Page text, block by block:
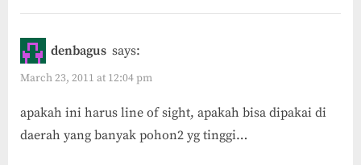
denbagus says:
March 23, 2011 at 12:04 pm
apakah ini harus line of sight, apakah bisa dipakai di
daerah yang banyak pohon2 yg tinggi…